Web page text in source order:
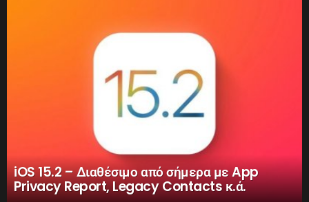
iOS 15.2 – Διαθέσιμο από σήμερα με App
Privacy Report, Legacy Contacts κ.ά.